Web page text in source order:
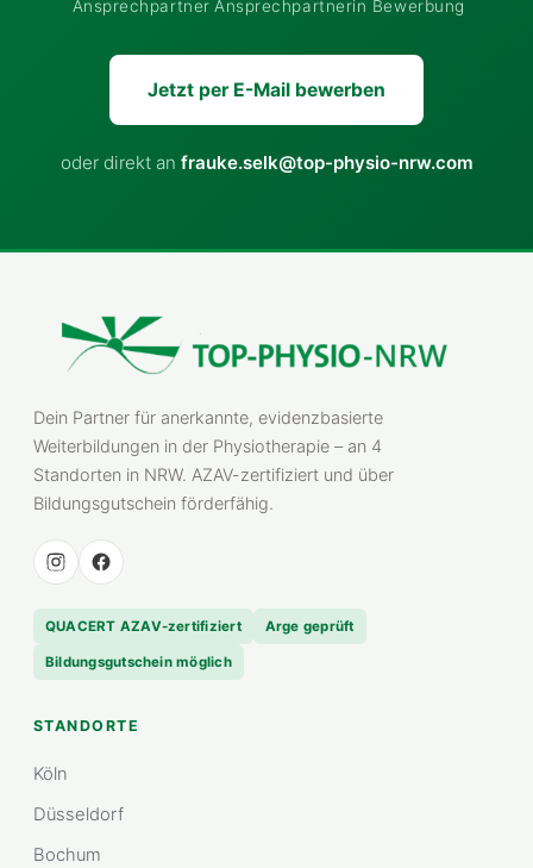
Ansprechpartner Ansprechpartnerin Bewerbung
Jetzt per E-Mail bewerben
oder direkt an frauke.selk@top-physio-nrw.com
Dein Partner für anerkannte, evidenzbasierte
Weiterbildungen in der Physiotherapie – an 4
Standorten in NRW. AZAV-zertifiziert und über
Bildungsgutschein förderfähig.
QUACERT AZAV-zertifiziert Arge geprüft
Bildungsgutschein möglich
STANDORTE
Köln
Düsseldorf
Bochum